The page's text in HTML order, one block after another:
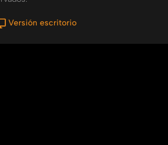
Versión escritorio